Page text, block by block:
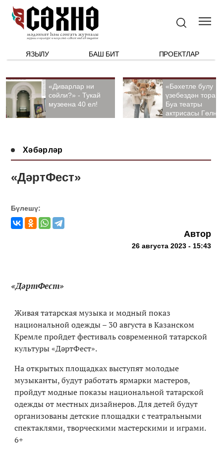
ЯЗЫЛУ БАШ БИТ ПРОЕКТЛАР
«Диварлар ни
сөйли?» - Тукай
музеена 40 ел!
«Бәхетле булу
үзебездән тора».
Буа театры
актрисасы
Хәбәрләр
«ДәртФест»
Бүлешү:
Автор
26 августа 2023 - 15:43
«ДәртФест»
Живая татарская музыка и модный показ
национальной одежды – 30 августа в Казанском
Кремле пройдет фестиваль современной татарской
культуры «ДәртФест».
На открытых площадках выступят молодые
музыканты, будут работать ярмарки мастеров,
пройдут модные показы национальной татарской
одежды от местных дизайнеров. Для детей будут
организованы детские площадки с театральными
спектаклями, творческими мастерскими и играми.
6+